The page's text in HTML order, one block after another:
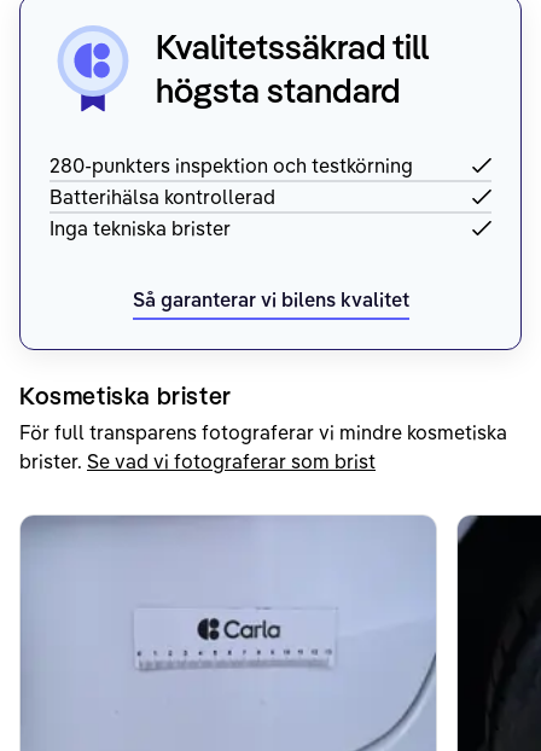
Kvalitetssäkrad till
högsta standard
280-punkters inspektion och testkörning
Batterihälsa kontrollerad
Inga tekniska brister
Så garanterar vi bilens kvalitet
Kosmetiska brister
För full transparens fotograferar vi mindre kosmetiska
brister. Se vad vi fotograferar som brist